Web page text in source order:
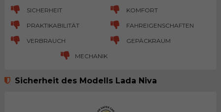
SICHERHEIT KOMFORT
PRAKTIKABILITÄT FAHREIGENSCHAFTEN
VERBRAUCH GEPÄCKRAUM
MECHANIK
Sicherheit des Modells Lada Niva